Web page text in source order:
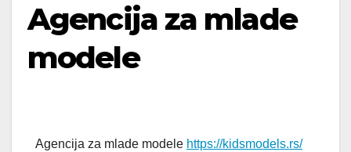
Agencija za mlade
modele
Agencija za mlade modele https://kidsmodels.rs/